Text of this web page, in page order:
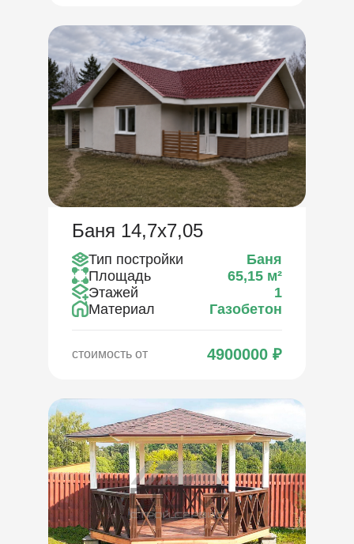
Баня 14,7х7,05
Тип постройки
Баня
Площадь
65,15 м²
Этажей
1
Материал
Газобетон
стоимость от 4900000 ₽